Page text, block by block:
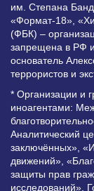
им. Степана
«Формат-18»,
(ФБК) –
запрещена в РФ
основатель
террористов и
* Организации и
иноагентами:
Аналитический
заключённых»,
движений»,
защиты прав
исследований»,